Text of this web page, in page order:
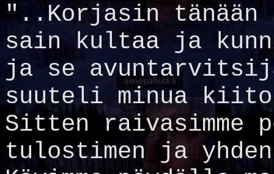
"..Korjasin
sain kultaa ja
ja se
suuteli minua
Sitten raivasimme
tulostimen ja